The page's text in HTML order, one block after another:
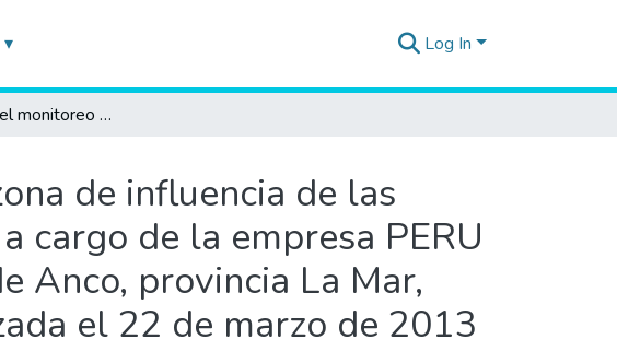
▾ Log In
Resultados del monitoreo ambiental en la zona de influencia de las actividades de transporte de hidrocarburos a cargo de la empresa PERU LNG, en la CC de Anchihuay, en el distrito de Anco, provincia La Mar, departamento de Ayacucho, actividad realizada el 22 de marzo de 2013
de influencia de las
cargo de la empresa PERU
Anco, provincia La Mar,
el 22 de marzo de 2013